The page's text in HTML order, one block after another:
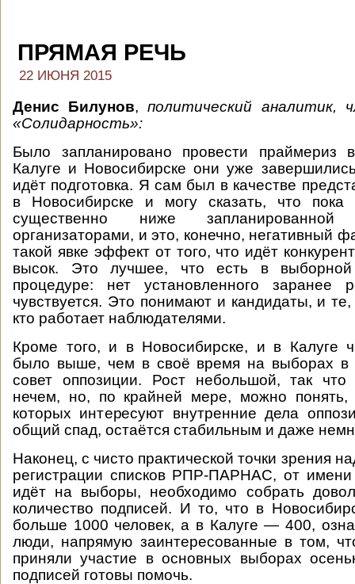
ПРЯМАЯ РЕЧЬ
22 ИЮНЯ 2015
Денис Билунов,политический аналитик,
«Солидарность»:
Было запланировано провести праймериз
Калуге и Новосибирске они уже
идёт подготовка. Я сам был в качестве
в Новосибирске и могу сказать, что пока
существенно ниже
организаторами, и это, конечно, негативный
такой явке эффект от того, что идёт
высок. Это лучшее, что есть в выборной
процедуре: нет установленного заранее
чувствуется. Это понимают и кандидаты, и те,
кто работает наблюдателями.
Кроме того, и в Новосибирске, и в Калуге
было выше, чем в своё время на выборах в
совет оппозиции. Рост небольшой, так что
нечем, но, по крайней мере, можно
которых интересуют внутренние дела
общий спад, остаётся стабильным и даже
Наконец, с чисто практической точки зрения
регистрации списков РПР-ПАРНАС, от имени
идёт на выборы, необходимо собрать
количество подписей. И то, что в
больше 1000 человек, а в Калуге — 400,
люди, напрямую заинтересованные в том,
приняли участие в основных выборах
подписей готовы помочь.